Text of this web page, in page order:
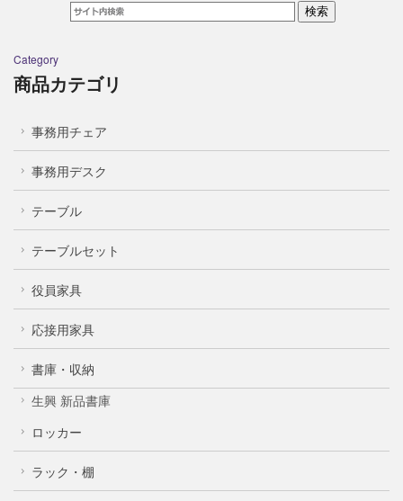
Category
商品カテゴリ
事務用チェア
事務用デスク
テーブル
テーブルセット
役員家具
応接用家具
書庫・収納
生興 新品書庫
ロッカー
ラック・棚